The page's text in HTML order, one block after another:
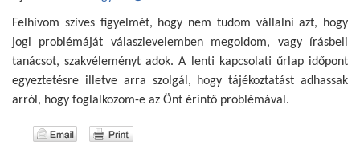
Felhívom szíves figyelmét, hogy nem tudom vállalni azt, hogy
jogi problémáját válaszlevelemben megoldom, vagy írásbeli
tanácsot, szakvéleményt adok. A lenti kapcsolati űrlap időpont
egyeztetésre illetve arra szolgál, hogy tájékoztatást adhassak
arról, hogy foglalkozom-e az Önt érintő problémával.